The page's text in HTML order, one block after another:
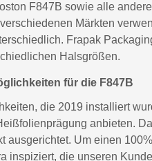
F847B sowie alle
Märkten
Frapak
Halsgrößen.
für die F847B
die 2019 installiert
anbieten.
ausgerichtet. Um einen
inspiziert, die unseren